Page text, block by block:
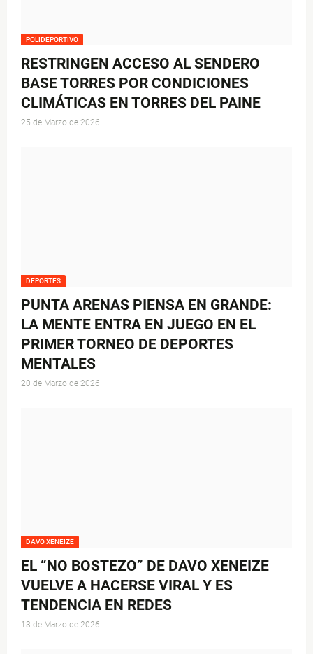
POLIDEPORTIVO
RESTRINGEN ACCESO AL SENDERO
BASE TORRES POR CONDICIONES
CLIMÁTICAS EN TORRES DEL PAINE
25 de Marzo de 2026
DEPORTES
PUNTA ARENAS PIENSA EN GRANDE:
LA MENTE ENTRA EN JUEGO EN EL
PRIMER TORNEO DE DEPORTES
MENTALES
20 de Marzo de 2026
DAVO XENEIZE
EL “NO BOSTEZO” DE DAVO XENEIZE
VUELVE A HACERSE VIRAL Y ES
TENDENCIA EN REDES
13 de Marzo de 2026